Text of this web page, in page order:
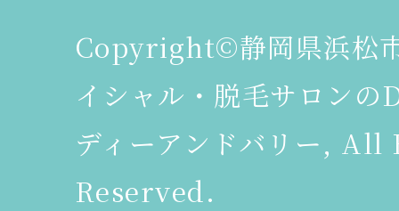
Copyright©静岡県浜松
イシャル・脱毛サロン
ディーアンドバリー,
Reserved.